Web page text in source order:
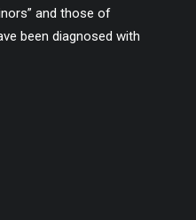
and those of
been diagnosed with